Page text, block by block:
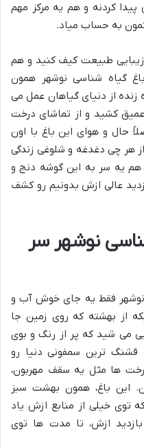
کردنه و هم یه مرکز مهم
به حساب میاد.
زیبایی طبیعت کیف کنید و هم
گیاه شناسی نوشهر همون
از دنیای گیاهان عمل می
کشید و از تماشای درخت
حال و هوای این باغ با اون
هر چی دغدغه و شلوغی زندگی
هم یه سر به این گوشه دنج و
عالی ازش بدونیم رو کشف
نوشهر سر
نوشهر فقط یه جای خوش آب و
از بهشته که روی زمین جا
می شید که پر از رنگ و بوی
قشنگ ترین سمفونی دنیا رو
ها مثل یه سقف مهربون،
این باغ، همون بهشت سبز
توی خیلی از منابع ازش یاد
ازش، تا مدت ها توی